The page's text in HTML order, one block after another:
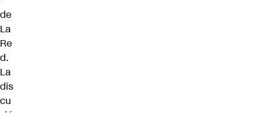
de
La
Re
d.
La
dis
cu